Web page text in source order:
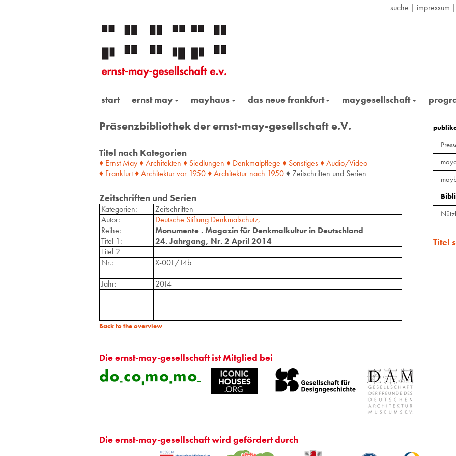
suche | impressum |
start ernst may mayhaus das neue frankfurt maygesellschaft
Präsenzbibliothek der ernst-may-gesellschaft e.V.
Titel nach Kategorien
♦ Ernst May ♦ Architekten ♦ Siedlungen ♦ Denkmalpflege ♦ Sonstiges ♦ Audio/Video
♦ Frankfurt ♦ Architektur vor 1950 ♦ Architektur nach 1950♦ Zeitschriften und Serien
Zeitschriften und Serien
Kategorien:
Zeitschriften
Autor:
Deutsche Stiftung Denkmalschutz,
Reihe:
Monumente . Magazin für Denkmalkultur in Deutschland
Titel 1:
24. Jahrgang, Nr. 2 April 2014
Titel 2
Nr.:
X-001/14b
Jahr:
2014
Back to the overview
Titel
Die ernst-may-gesellschaft ist Mitglied bei
Die ernst-may-gesellschaft wird gefördert durch